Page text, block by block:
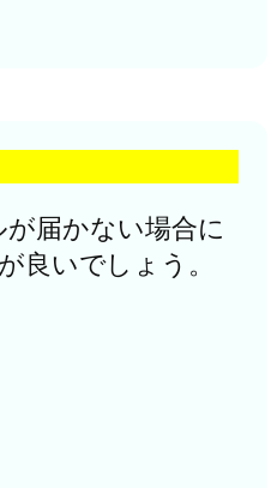
届かない場合に
良いでしょう。